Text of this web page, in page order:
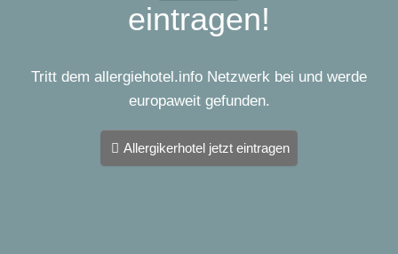
eintragen!
Tritt dem allergiehotel.info Netzwerk bei und werde
europaweit gefunden.
Allergikerhotel jetzt eintragen